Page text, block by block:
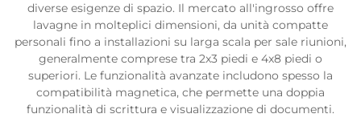
diverse esigenze di spazio. Il mercato all'ingrosso offre
lavagne in molteplici dimensioni, da unità compatte
personali fino a installazioni su larga scala per sale riunioni,
generalmente comprese tra 2x3 piedi e 4x8 piedi o
superiori. Le funzionalità avanzate includono spesso la
compatibilità magnetica, che permette una doppia
funzionalità di scrittura e visualizzazione di documenti.